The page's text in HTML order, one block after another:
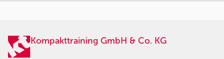
Kompakttraining GmbH & Co. KG